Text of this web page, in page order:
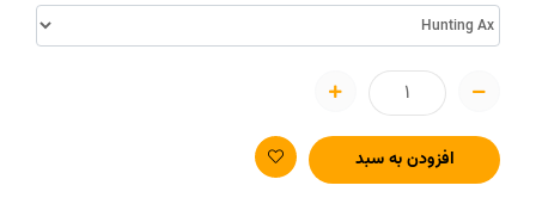
افزودن به سبد